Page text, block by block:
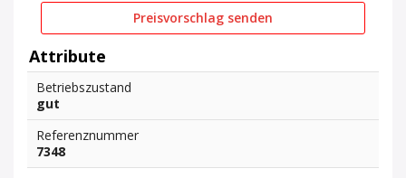
Preisvorschlag senden
Attribute
Betriebszustand
gut
Referenznummer
7348